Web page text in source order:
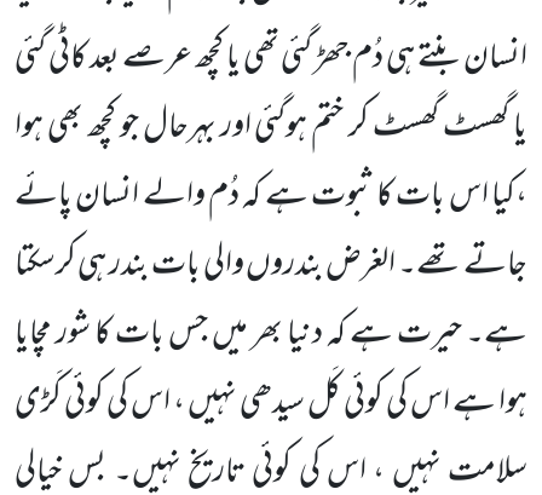
انسان بنتے ہی دُم جھڑ گئی تھی یا کچھ عرصے بعد کاٹی گئی
یا گھسٹ گھسٹ کر ختم ہوگئی اور بہرحال جو کچھ بھی ہوا
،کیا اس بات کا ثبوت ہے کہ دُم والے انسان پائے
جاتے تھے۔ الغرض بندروں والی بات بندر ہی کرسکتا
ہے۔ حیرت ہے کہ دنیا بھر میں جس بات کا شور مچایا
ہوا ہے اس کی کوئی کَل سیدھی نہیں ، اس کی کوئی کَڑی
سلامت نہیں ، اس کی کوئی تاریخ نہیں۔ بس خیالی